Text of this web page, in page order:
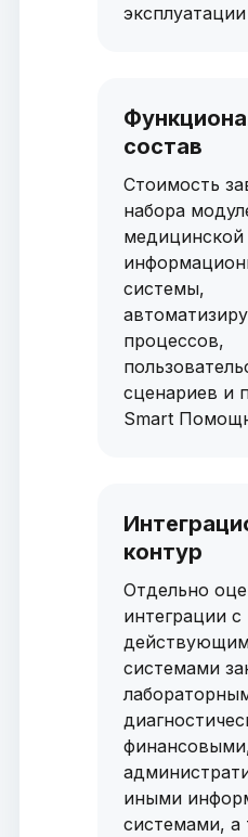
состав
Стоимость
набора
медицинской
системы,
процессов,
сценариев и
Smart
контур
Отдельно
интеграции с
системами
иными
системами, а